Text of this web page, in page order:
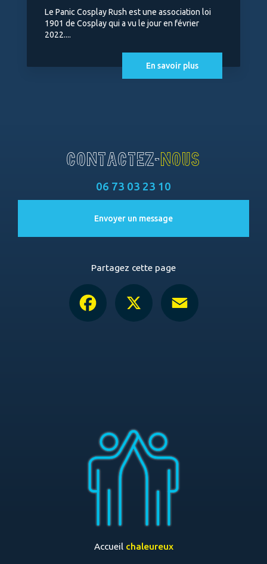
Le Panic Cosplay Rush est une association loi
1901 de Cosplay qui a vu le jour en février
2022....
En savoir plus
CONTACTEZ-NOUS
06 73 03 23 10
Envoyer un message
Partagez cette page
Accueil chaleureux